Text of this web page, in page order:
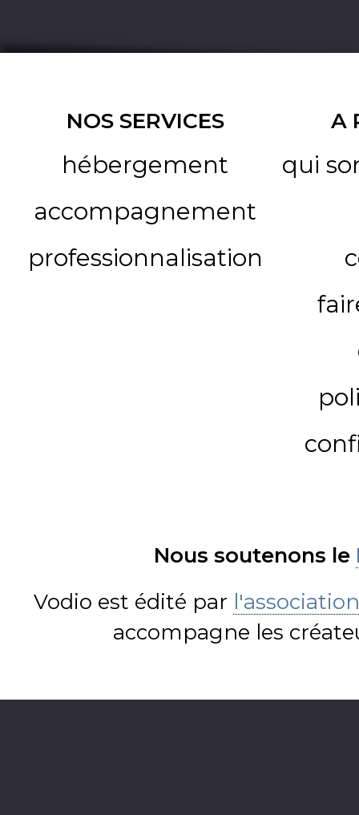
NOS SERVICES
hébergement
accompagnement
professionnalisation
A
qui